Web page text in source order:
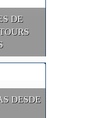
DE
DESDE